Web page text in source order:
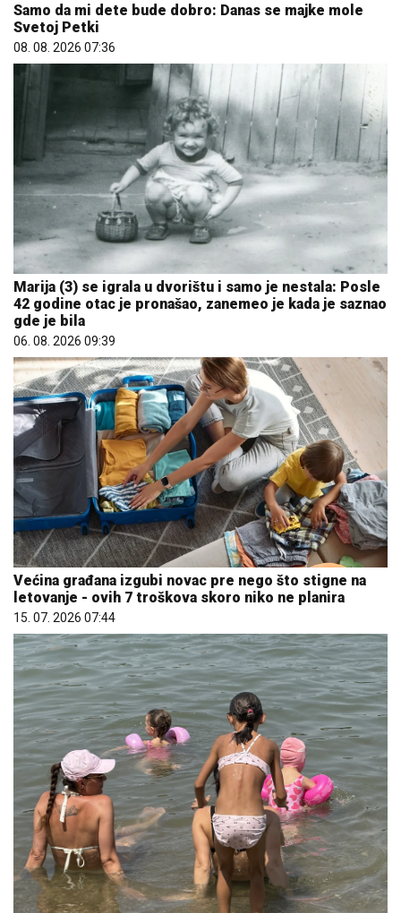
Samo da mi dete bude dobro: Danas se majke mole
Svetoj Petki
08. 08. 2026 07:36
Marija (3) se igrala u dvorištu i samo je nestala: Posle
42 godine otac je pronašao, zanemeo je kada je saznao
gde je bila
06. 08. 2026 09:39
Većina građana izgubi novac pre nego što stigne na
letovanje - ovih 7 troškova skoro niko ne planira
15. 07. 2026 07:44